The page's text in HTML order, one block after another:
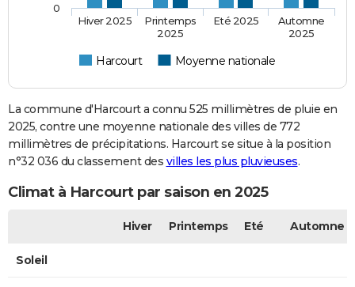
Harcourt Moyenne nationale
Hiver 2025
Printemps
2025
Eté 2025
Automne
2025
0
La commune d'Harcourt a connu 525 millimètres de pluie en
2025, contre une moyenne nationale des villes de 772
millimètres de précipitations. Harcourt se situe à la position
n°32 036 du classement des villes les plus pluvieuses.
Climat à Harcourt par saison en 2025
Hiver Printemps Eté Automne
Soleil